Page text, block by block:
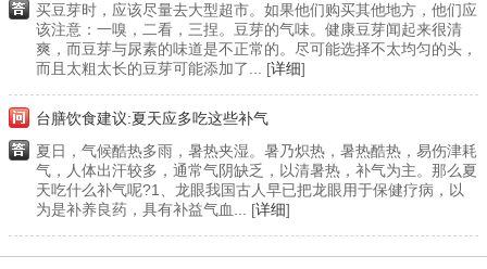
买豆芽时，应该尽量去大型超市。如果他们购买其他地方，他们应
该注意：一嗅，二看，三捏。豆芽的气味。健康豆芽闻起来很清
爽，而豆芽与尿素的味道是不正常的。尽可能选择不太均匀的头，
而且太粗太长的豆芽可能添加了... [详细]
台膳饮食建议:夏天应多吃这些补气
夏日，气候酷热多雨，暑热夹湿。暑乃炽热，暑热酷热，易伤津耗
气，人体出汗较多，通常气阴缺乏，以清暑热，补气为主。那么夏
天吃什么补气呢?1、龙眼我国古人早已把龙眼用于保健疗病，以
为是补养良药，具有补益气血... [详细]